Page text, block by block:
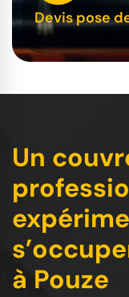
Devis pose
Un
à Pouze